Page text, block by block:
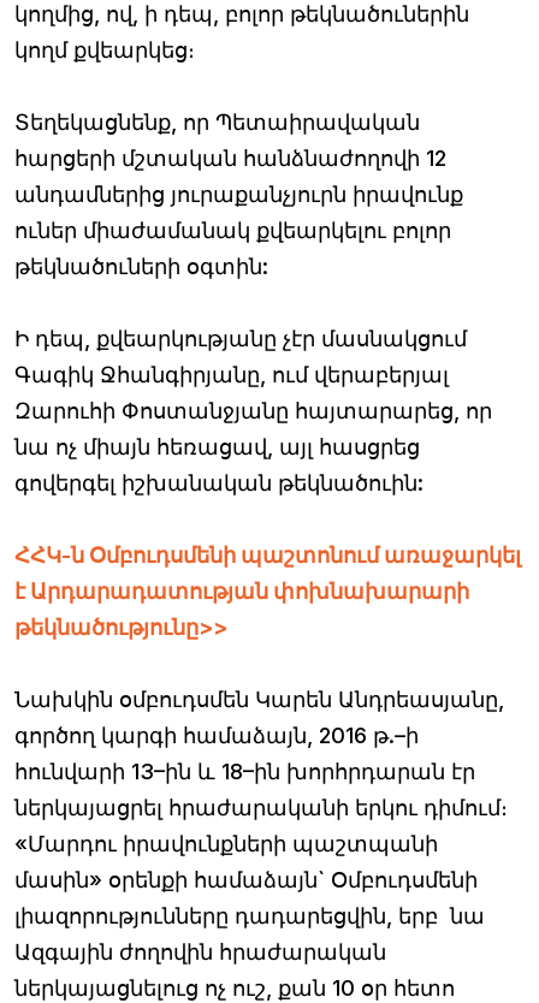
կողմից, ով, ի դեպ, բոլոր թեկնածուներին
կողմ քվեարկեց։
Տեղեկացնենք, որ Պետաիրավական
հարցերի մշտական հանձնաժողովի 12
անդամներից յուրաքանչյուրն իրավունք
ուներ միաժամանակ քվեարկելու բոլոր
թեկնածուների օգտին:
Ի դեպ, քվեարկությանը չէր մասնակցում
Գագիկ Ջհանգիրյանը, ում վերաբերյալ
Զարուհի Փոստանջյանը հայտարարեց, որ
նա ոչ միայն հեռացավ, այլ հասցրեց
գովերգել իշխանական թեկնածուին:
ՀՀԿ-ն Օմբուդսմենի պաշտոնում առաջարկել
է Արդարադատության փոխնախարարի
թեկնածությունը>>
Նախկին օմբուդսմեն Կարեն Անդրեասյանը,
գործող կարգի համաձայն, 2016 թ.–ի
հունվարի 13–ին և 18–ին խորհրդարան էր
ներկայացրել հրաժարականի երկու դիմում։
«Մարդու իրավունքների պաշտպանի
մասին» օրենքի համաձայն` Օմբուդսմենի
լիազորությունները դադարեցվին, երբ նա
Ազգային ժողովին հրաժարական
ներկայացնելուց ոչ ուշ, քան 10 օր հետո